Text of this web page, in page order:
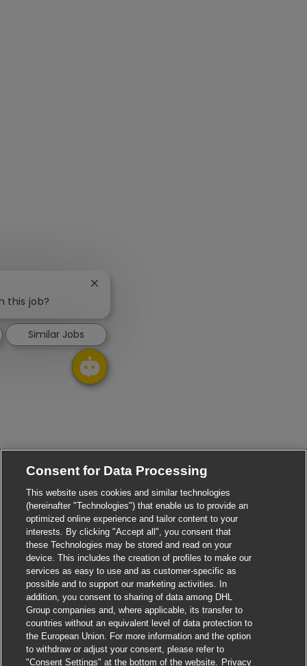
Consent for Data Processing
This website uses cookies and similar technologies
(hereinafter "Technologies") that enable us to provide an
optimized online experience and tailor content to your
interests. By clicking "Accept all", you consent that
these Technologies may be stored and read on your
device. This includes the creation of profiles to make our
services as easy to use and as customer-specific as
possible and to support our marketing activities. In
addition, you consent to sharing of data among DHL
Group companies and, where applicable, its transfer to
countries without an equivalent level of data protection to
the European Union. For more information and the option
to withdraw or adjust your consent, please refer to
"Consent Settings" at the bottom of the website. Privacy
this job?
Close chatbot notification
Similar Jobs